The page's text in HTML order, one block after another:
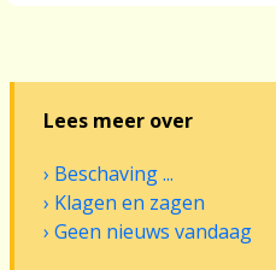
Lees meer over
Beschaving ...
Klagen en zagen
Geen nieuws vandaag